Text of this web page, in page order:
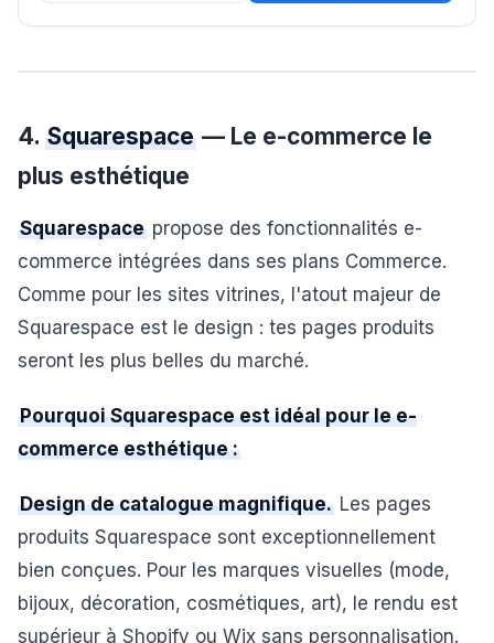
4. Squarespace — Le e-commerce le
plus esthétique
Squarespace propose des fonctionnalités e-
commerce intégrées dans ses plans Commerce.
Comme pour les sites vitrines, l'atout majeur de
Squarespace est le design : tes pages produits
seront les plus belles du marché.
Pourquoi Squarespace est idéal pour le e-
commerce esthétique :
Design de catalogue magnifique. Les pages
produits Squarespace sont exceptionnellement
bien conçues. Pour les marques visuelles (mode,
bijoux, décoration, cosmétiques, art), le rendu est
supérieur à Shopify ou Wix sans personnalisation.